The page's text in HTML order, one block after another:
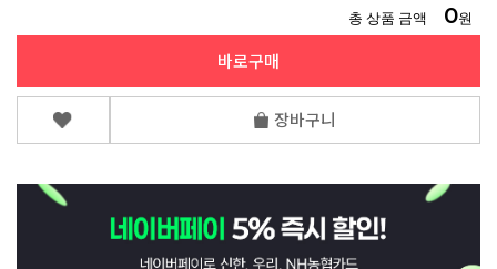
총 상품 금액 0원
바로구매
장바구니